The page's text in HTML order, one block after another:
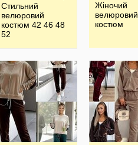
Стильний
велюровий
костюм 42 46 48
52
Жіночий
велюровий
костюм